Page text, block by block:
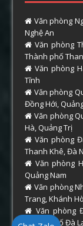
Văn phòng
Nghệ An
Văn phòng
Thành phố
Văn phòng
Tĩnh
Văn phòng
Đồng Hới,
Văn phòng
Hà, Quảng Trị
Văn phòng
Thanh Khê, Đà
Văn phòng
Quảng Nam
Văn phòng
Trang, Khánh
Văn phòng
Thành phố Đà